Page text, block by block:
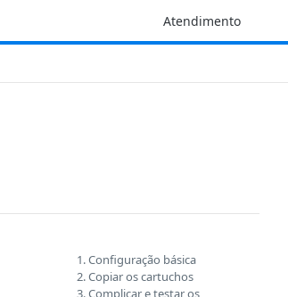
Atendimento
1. Configuração básica
2. Copiar os cartuchos
3. Complicar e testar os